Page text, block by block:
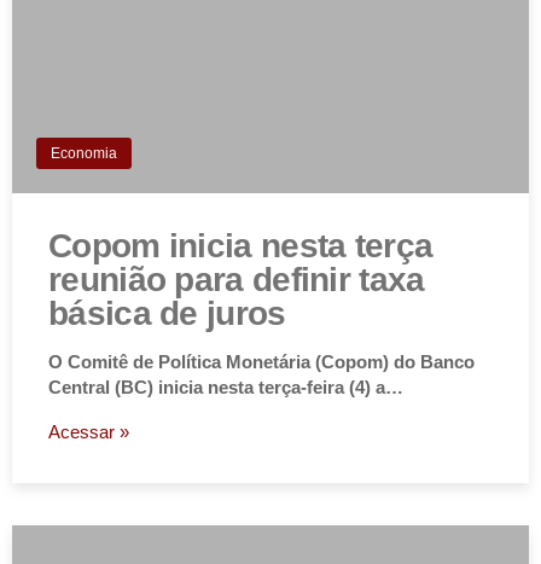
Economia
Copom inicia nesta terça
reunião para definir taxa
básica de juros
O Comitê de Política Monetária (Copom) do Banco
Central (BC) inicia nesta terça-feira (4) a…
Acessar »